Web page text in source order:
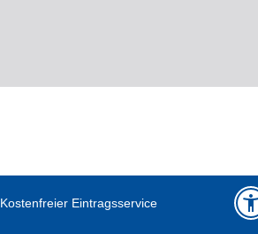
Kostenfreier Eintragsservice